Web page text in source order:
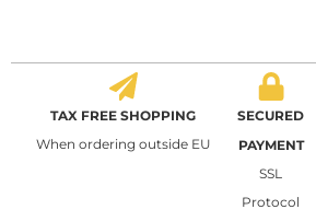
TAX FREE SHOPPING
When ordering outside EU
SECURED
PAYMENT
SSL
Protocol